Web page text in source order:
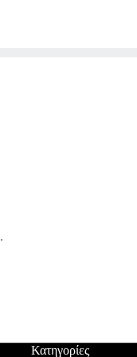
.
Κατηγορίες